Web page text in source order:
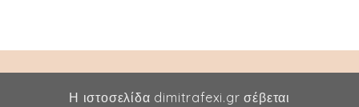
Η ιστοσελίδα dimitrafexi.gr σέβεται